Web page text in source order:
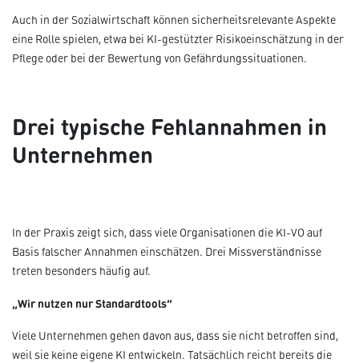
Auch in der Sozialwirtschaft können sicherheitsrelevante Aspekte
eine Rolle spielen, etwa bei KI-gestützter Risikoeinschätzung in der
Pflege oder bei der Bewertung von Gefährdungssituationen.
Drei typische Fehlannahmen in
Unternehmen
In der Praxis zeigt sich, dass viele Organisationen die KI-VO auf
Basis falscher Annahmen einschätzen. Drei Missverständnisse
treten besonders häufig auf.
„Wir nutzen nur Standardtools“
Viele Unternehmen gehen davon aus, dass sie nicht betroffen sind,
weil sie keine eigene KI entwickeln. Tatsächlich reicht bereits die